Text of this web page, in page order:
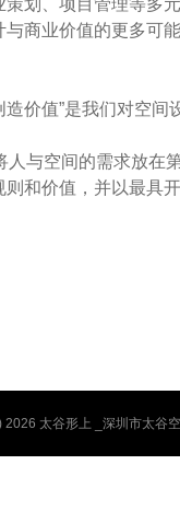
划、项目管理等多
与商业价值的更多可能
价值”是我们对空间
与空间的需求放
和价值，并以最具
太谷形上 _深圳市太谷